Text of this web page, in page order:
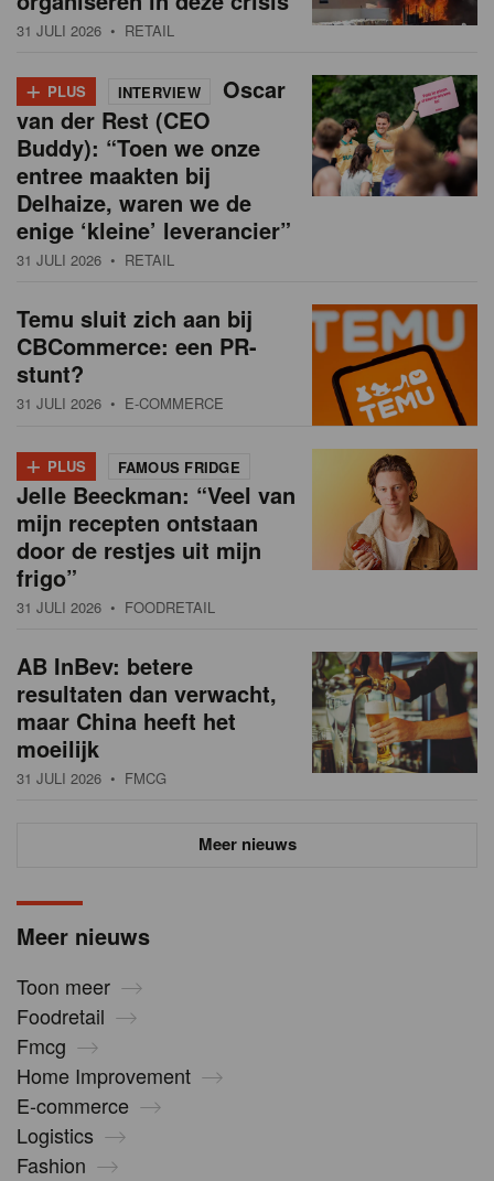
Meer nieuws
Toon meer
Foodretail
Fmcg
Home Improvement
E-commerce
Logistics
Fashion
31 JULI 2026 • RETAIL
+ PLUS INTERVIEW
Oscar
van der Rest (CEO
Buddy): “Toen we onze
entree maakten bij
Delhaize, waren we de
enige ‘kleine’ leverancier”
31 JULI 2026 • RETAIL
Temu sluit zich aan bij
CBCommerce: een PR-
stunt?
31 JULI 2026 • E-COMMERCE
+ PLUS FAMOUS FRIDGE
Jelle Beeckman: “Veel van
mijn recepten ontstaan
door de restjes uit mijn
frigo”
31 JULI 2026 • FOODRETAIL
AB InBev: betere
resultaten dan verwacht,
maar China heeft het
moeilijk
31 JULI 2026 • FMCG
Meer nieuws